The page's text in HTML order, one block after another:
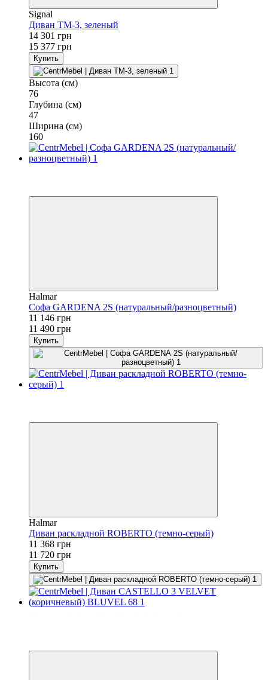
Signal
Диван TM-3, зеленый
14 301 грн
15 377 грн
Купить
Высота (см)
76
Глубина (см)
47
Ширина (см)
160
Halmar
Софа GARDENA 2S (натуральный/разноцветный)
11 146 грн
11 490 грн
Купить
Halmar
Диван раскладной ROBERTO (темно-серый)
11 368 грн
11 720 грн
Купить